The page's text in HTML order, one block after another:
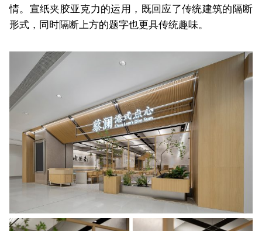
情。宣纸夹胶亚克力的运用，既回应了传统建筑的隔断
形式，同时隔断上方的题字也更具传统趣味。